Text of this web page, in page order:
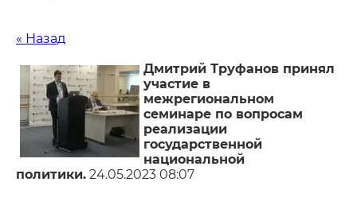
« Назад
Дмитрий Труфанов принял
участие в
межрегиональном
семинаре по вопросам
реализации
государственной
национальной
политики. 24.05.2023 08:07